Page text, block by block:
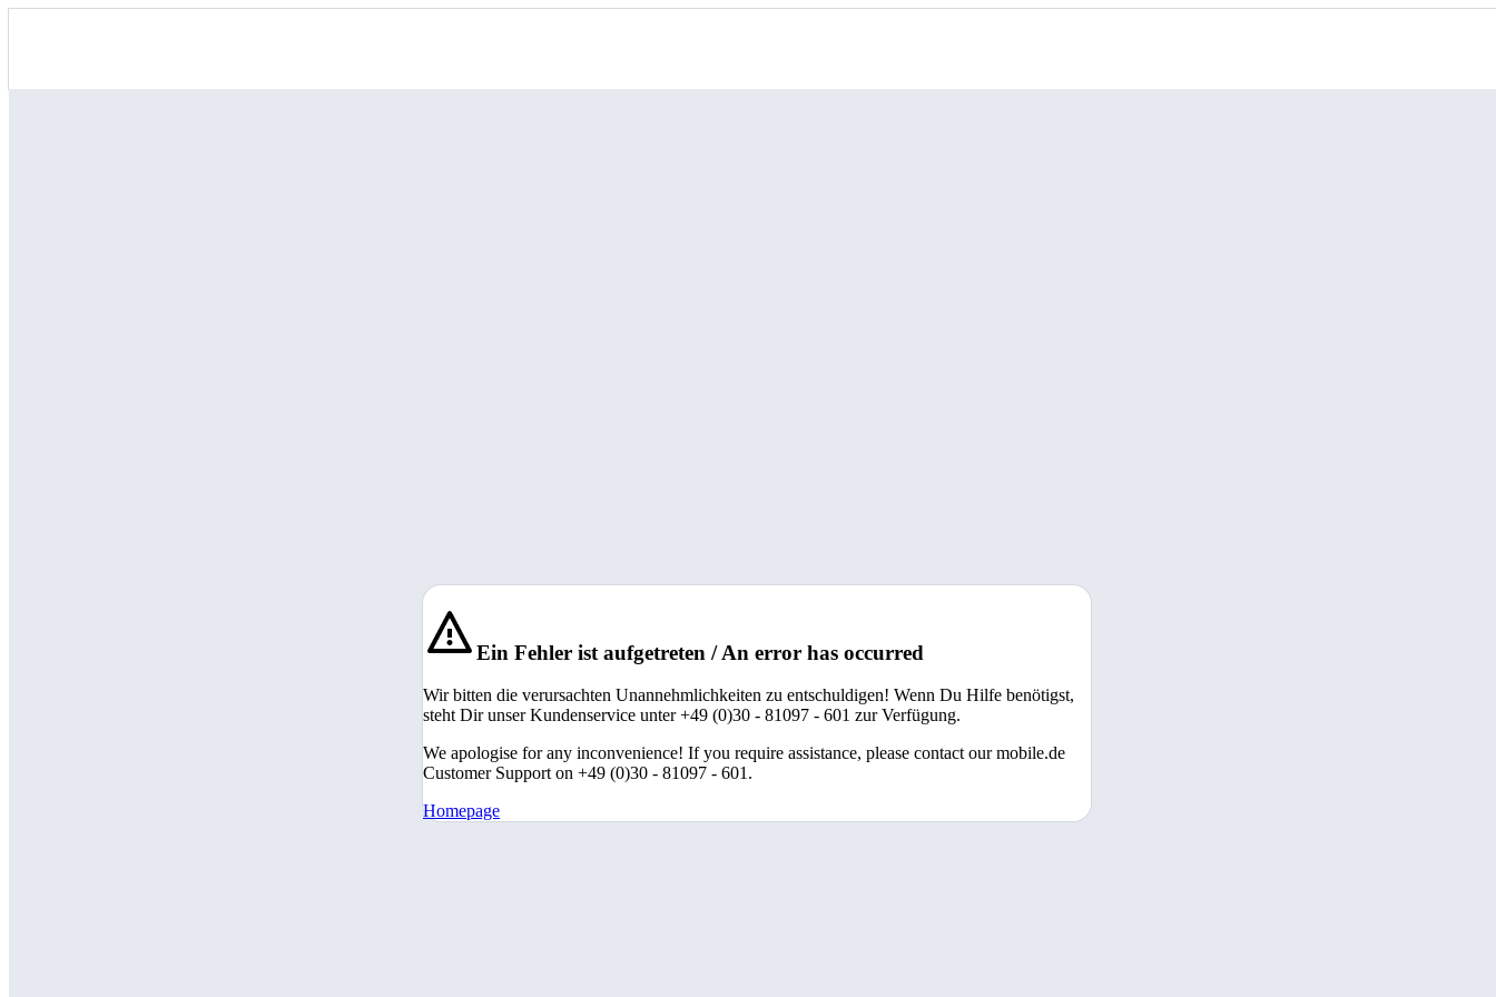
Ein Fehler ist aufgetreten / An error has occurred
Wir bitten die verursachten Unannehmlichkeiten zu entschuldigen! Wenn Du Hilfe benötigst,
steht Dir unser Kundenservice unter +49 (0)30 - 81097 - 601 zur Verfügung.
We apologise for any inconvenience! If you require assistance, please contact our mobile.de
Customer Support on +49 (0)30 - 81097 - 601.
Homepage